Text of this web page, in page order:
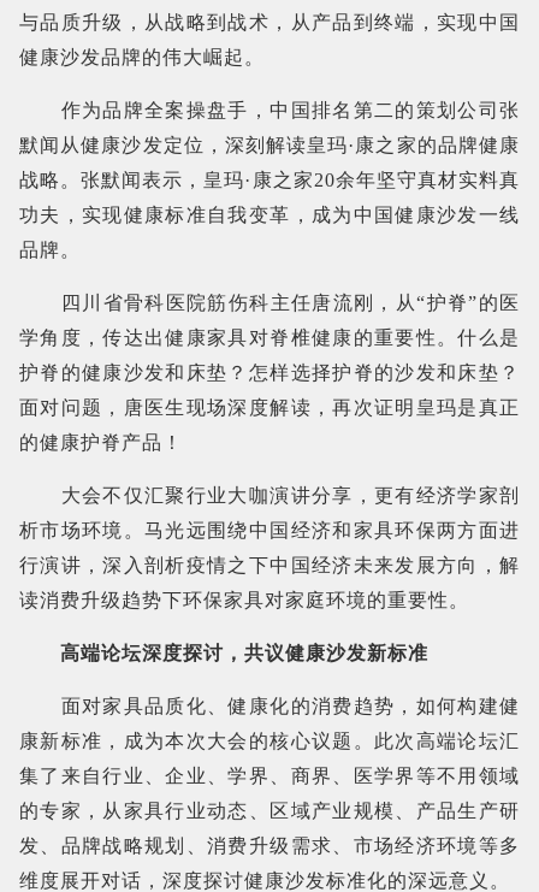
与品质升级，从战略到战术，从产品到终端，实现中国
健康沙发品牌的伟大崛起。
作为品牌全案操盘手，中国排名第二的策划公司张
默闻从健康沙发定位，深刻解读皇玛·康之家的品牌健康
战略。张默闻表示，皇玛·康之家20余年坚守真材实料真
功夫，实现健康标准自我变革，成为中国健康沙发一线
品牌。
四川省骨科医院筋伤科主任唐流刚，从“护脊”的医
学角度，传达出健康家具对脊椎健康的重要性。什么是
护脊的健康沙发和床垫？怎样选择护脊的沙发和床垫？
面对问题，唐医生现场深度解读，再次证明皇玛是真正
的健康护脊产品！
大会不仅汇聚行业大咖演讲分享，更有经济学家剖
析市场环境。马光远围绕中国经济和家具环保两方面进
行演讲，深入剖析疫情之下中国经济未来发展方向，解
读消费升级趋势下环保家具对家庭环境的重要性。
高端论坛深度探讨，共议健康沙发新标准
面对家具品质化、健康化的消费趋势，如何构建健
康新标准，成为本次大会的核心议题。此次高端论坛汇
集了来自行业、企业、学界、商界、医学界等不用领域
的专家，从家具行业动态、区域产业规模、产品生产研
发、品牌战略规划、消费升级需求、市场经济环境等多
维度展开对话，深度探讨健康沙发标准化的深远意义。